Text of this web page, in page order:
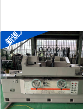
新規入荷
円筒研削盤
メーカー シギヤ精機
形 式GP-30B-100H
年 式1991